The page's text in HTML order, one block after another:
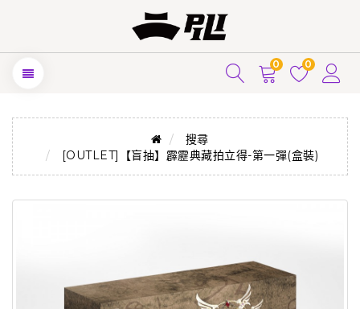
0 0
搜尋
[OUTLET]【盲抽】霹靂典藏拍立得-第一彈(盒裝)